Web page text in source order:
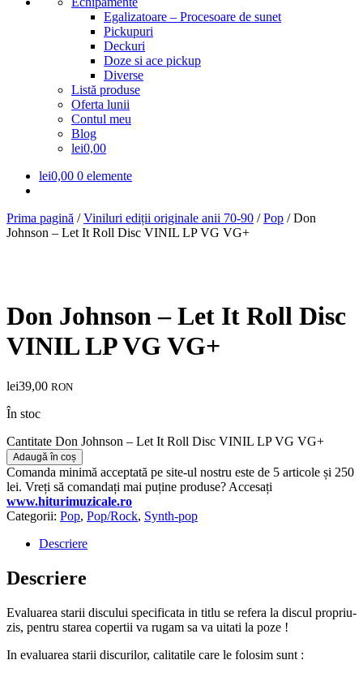
Egalizatoare – Procesoare de sunet
Pickupuri
Deckuri
Doze si ace pickup
Diverse
Listă produse
Oferta lunii
Contul meu
Blog
lei0,00
lei0,00 0 elemente
Prima pagină /Viniluri ediții originale anii 70-90 /Pop /Don
Johnson – Let It Roll Disc VINIL LP VG VG+
Don Johnson – Let It Roll Disc
VINIL LP VG VG+
lei39,00 RON
În stoc
Cantitate Don Johnson – Let It Roll Disc VINIL LP VG VG+
Adaugă în coș
Comanda minimă acceptată pe site-ul nostru este de 5 articole și 250
lei. Vreți să comandați mai puține produse? Accesați
www.hiturimuzicale.ro
Categorii: Pop, Pop/Rock, Synth-pop
Descriere
Descriere
Evaluarea starii discului specificata in titlu se refera la discul propriu-
zis, pentru starea copertii va rugam sa va uitati la poze !
In evaluarea starii discurilor, calitatile care le folosim sunt :